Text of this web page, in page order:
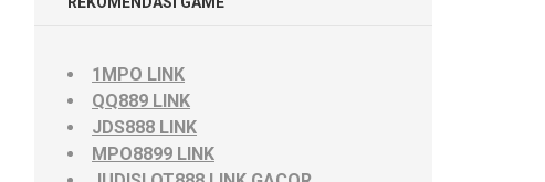
1MPO LINK
QQ889 LINK
JDS888 LINK
MPO8899 LINK